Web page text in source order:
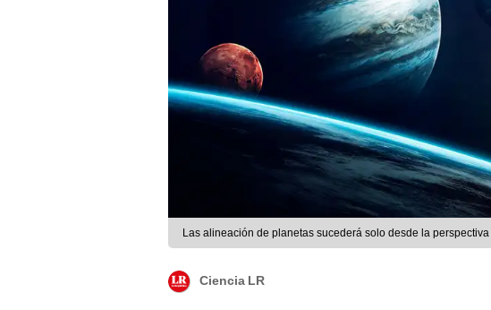
Las alineación de planetas sucederá solo desde la
Ciencia LR